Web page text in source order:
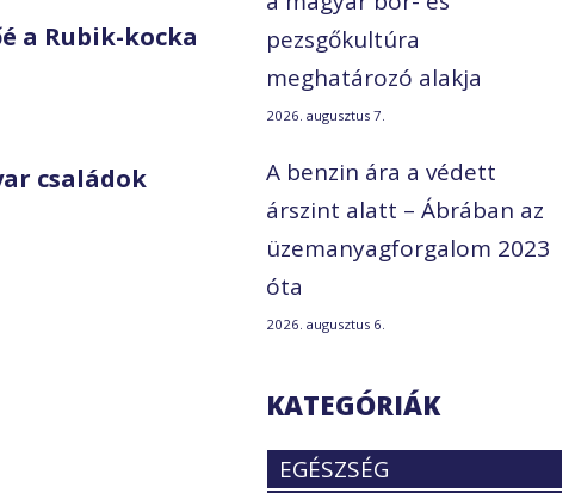
a Rubik-kocka
családok
pezsgőkultúra
meghatározó alakja
2026. augusztus 7.
A benzin ára a védett
árszint alatt – Ábrában az
üzemanyagforgalom 2023
óta
2026. augusztus 6.
KATEGÓRIÁK
EGÉSZSÉG